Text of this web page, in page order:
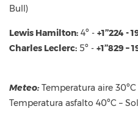
Bull)
Lewis Hamilton: 4º - +1’’224 -
Charles Leclerc: 5º - +1’’829 –
Meteo: Temperatura aire 30ºC
Temperatura asfalto 40ºC – Sol